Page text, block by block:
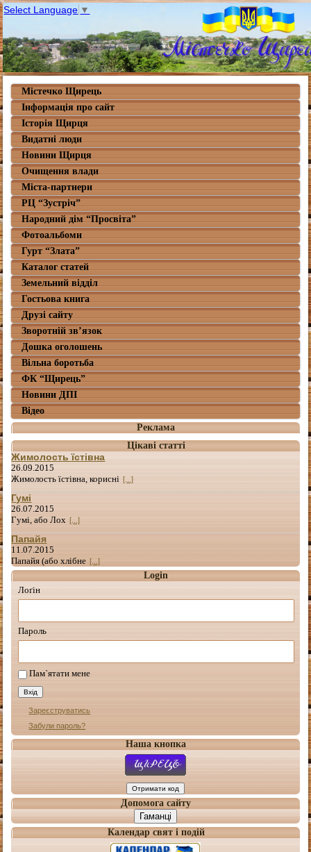
Select Language ▼
Містечко Щирець
Інформація про сайт
Історія Щирця
Видатні люди
Новини Щирця
Очищення влади
Міста-партнери
РЦ “Зустріч”
Народний дім “Просвіта”
Фотоальбоми
Гурт “Злата”
Каталог статей
Земельний відділ
Гостьова книга
Друзі сайту
Зворотній зв’язок
Дошка оголошень
Вільна боротьба
ФК “Щирець”
Новини ДПІ
Відео
Реклама
Цікаві статті
Жимолость їстівна
26.09.2015
Жимолость їстівна, корисні [...]
Гумі
26.07.2015
Гумі, або Лох [...]
Папайя
11.07.2015
Папайя (або хлібне [...]
Login
Лоґін
Пароль
Пам`ятати мене
Зареєструватись
Забули пароль?
Наша кнопка
Допомога сайту
Гаманці
Календар свят і подій